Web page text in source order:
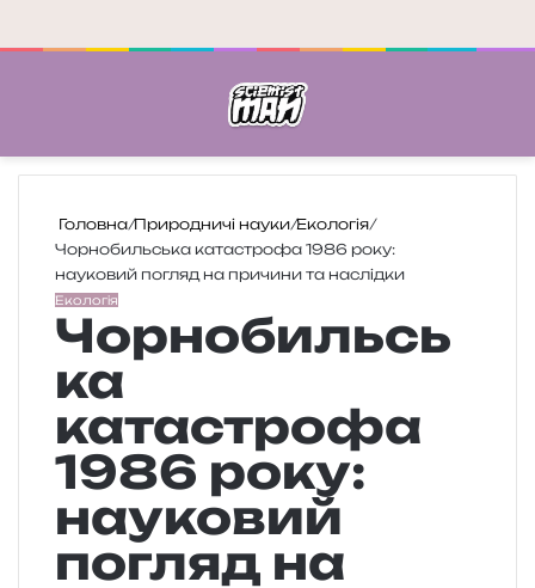
Головна/Природничі науки/Екологія/
Чорнобильська катастрофа 1986 року:
науковий погляд на причини та наслідки
Екологія
Чорнобильсь
ка
катастрофа
1986 року:
науковий
погляд на